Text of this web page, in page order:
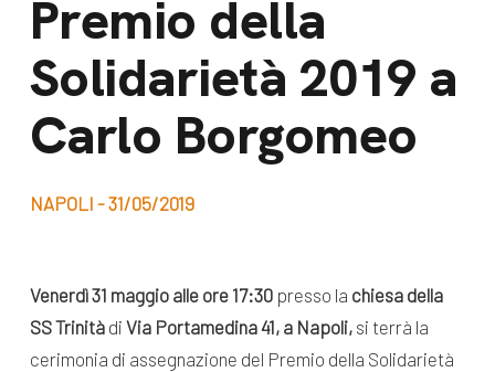
Premio della
Solidarietà 2019 a
Carlo Borgomeo
NAPOLI - 31/05/2019
Venerdì 31 maggio alle ore 17:30 presso la chiesa della
SS Trinità di Via Portamedina 41, a Napoli, si terrà la
cerimonia di assegnazione del Premio della Solidarietà
Lavora con noi
Bilancio di
missione
News e
appuntamenti
Appuntamenti
dal Sud
Campagne
pubblicazioni
e blog progetti